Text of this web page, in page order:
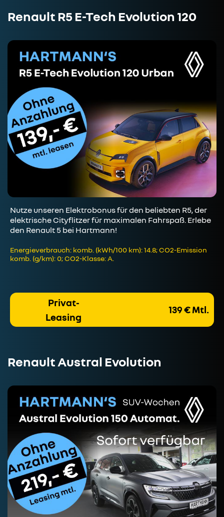
Renault R5 E-Tech Evolution 120
Nutze unseren Elektrobonus für den beliebten R5, der
elektrische Cityflitzer für maximalen Fahrspaß. Erlebe
den Renault 5 bei Hartmann!
Energieverbrauch: komb. (kWh/100 km): 14.8; CO2-Emission
komb. (g/km): 0; CO2-Klasse: A.
Privat-
Leasing
139 € Mtl.
Renault Austral Evolution